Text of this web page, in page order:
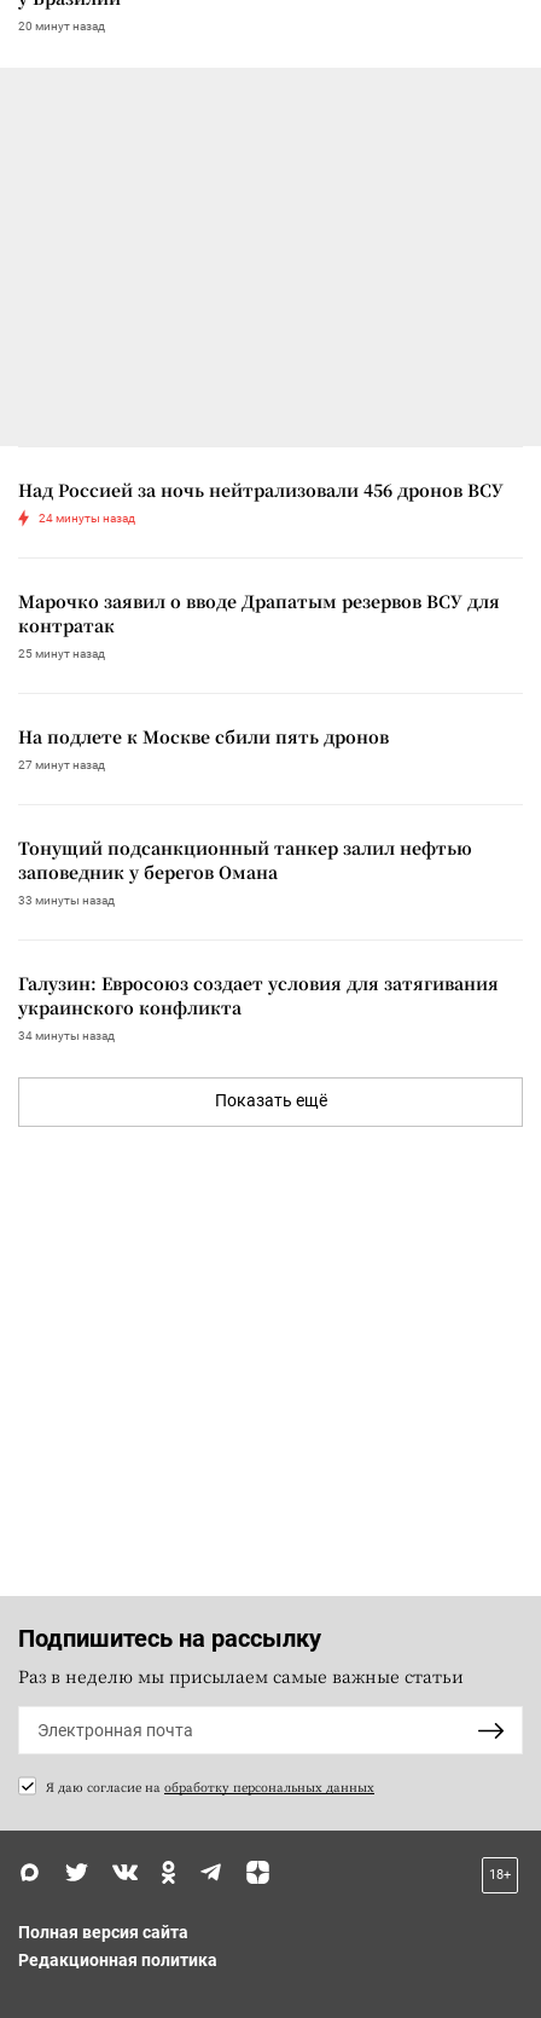
20 минут назад
Над Россией за ночь нейтрализовали 456 дронов ВСУ
24 минуты назад
Марочко заявил о вводе Драпатым резервов ВСУ для
контратак
25 минут назад
На подлете к Москве сбили пять дронов
27 минут назад
Тонущий подсанкционный танкер залил нефтью
заповедник у берегов Омана
33 минуты назад
Галузин: Евросоюз создает условия для затягивания
украинского конфликта
34 минуты назад
Показать ещё
Подпишитесь на рассылку
Раз в неделю мы присылаем самые важные статьи
Я даю согласие на обработку персональных данных
18+
Полная версия сайта
Редакционная политика